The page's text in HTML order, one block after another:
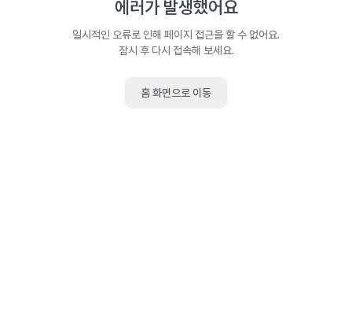
에러가 발생했어요
일시적인 오류로 인해 페이지 접근을 할 수 없어요.
잠시 후 다시 접속해 보세요.
홈 화면으로 이동